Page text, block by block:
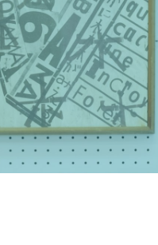
オーディオ買取